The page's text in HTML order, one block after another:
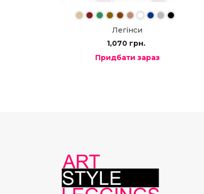
Легінси
1,070 грн.
Придбати зараз